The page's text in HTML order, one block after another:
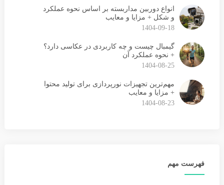
انواع دوربین مداربسته بر اساس نحوه عملکرد
و شکل + مزایا و معایب
1404-09-18
گیمبال چیست و چه کاربردی در عکاسی دارد؟
+ نحوه عملکرد آن
1404-08-25
مهم‌ترین تجهیزات نورپردازی برای تولید محتوا
+ مزایا و معایب
1404-08-23
فهرست مهم